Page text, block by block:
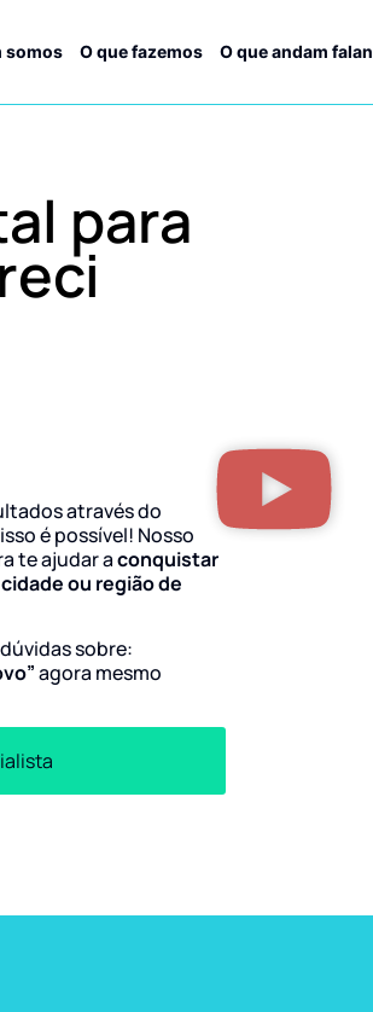
somos O que fazemos O que andam
para
através do
é possível! Nosso
te ajudar aconquistar
ou região de
sobre:
agora mesmo